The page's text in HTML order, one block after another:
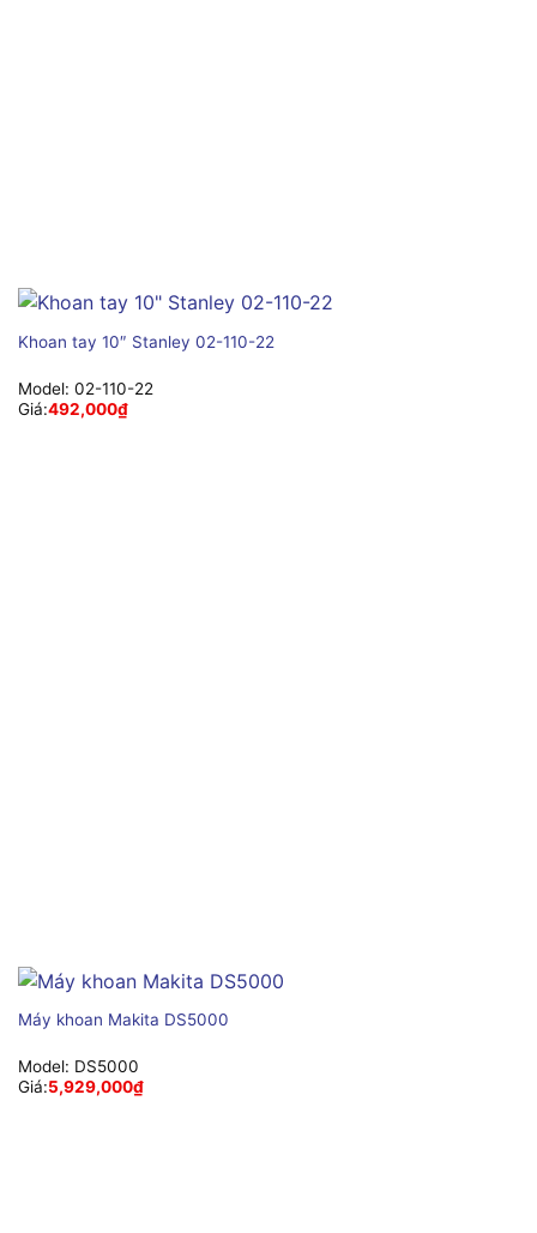
Khoan tay 10″ Stanley 02-110-22
Model: 02-110-22
Giá:492,000₫
Máy khoan Makita DS5000
Model: DS5000
Giá:5,929,000₫